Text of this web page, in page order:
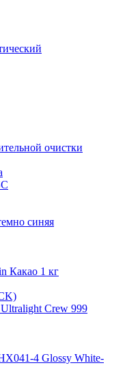
очистки
синяя
Какао 1 кг
Crew 999
4 Glossy White-